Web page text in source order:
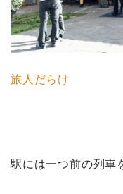
旅人だらけ
駅には一つ前の列車